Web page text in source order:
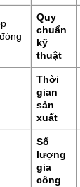
Quy
chuẩn
kỹ
thuật
Thời
gian
sản
xuất
Số
lượng
gia
công